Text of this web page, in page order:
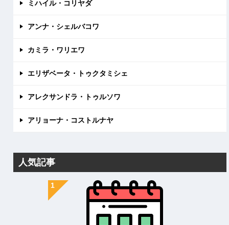
ミハイル・コリヤダ
アンナ・シェルバコワ
カミラ・ワリエワ
エリザベータ・トゥクタミシェ
アレクサンドラ・トゥルソワ
アリョーナ・コストルナヤ
人気記事